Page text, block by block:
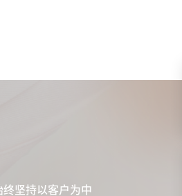
坚持以客户为中